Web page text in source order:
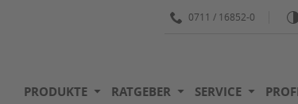
0711 / 16852-0
PRODUKTE RATGEBER SERVICE